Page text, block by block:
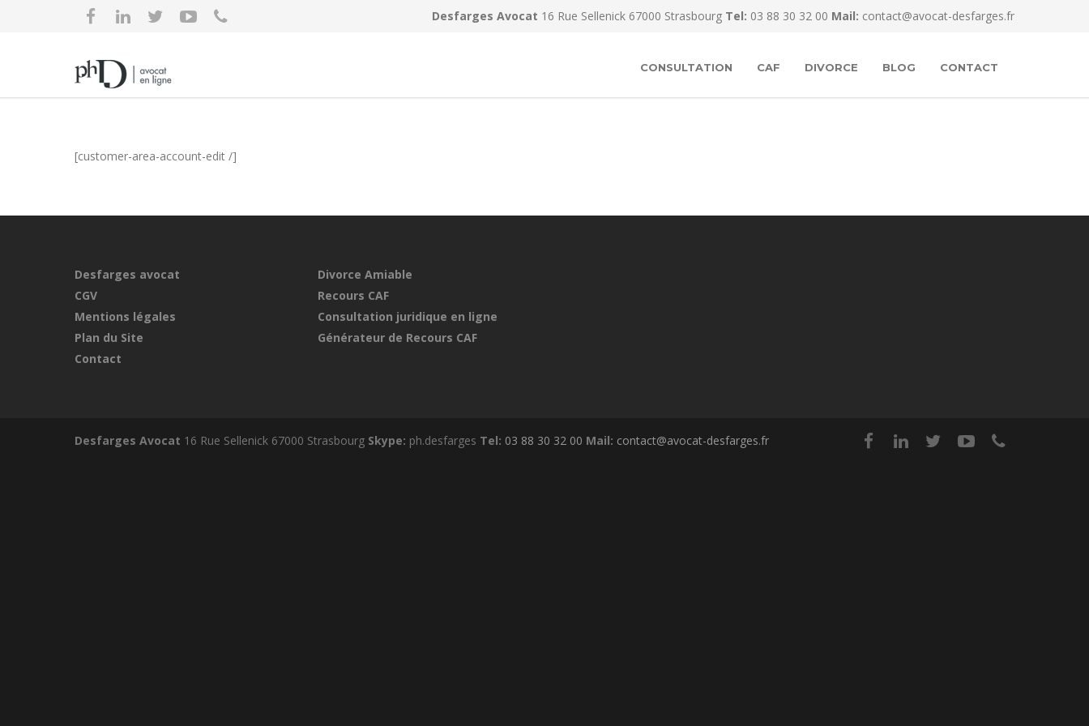
Desfarges Avocat 16 Rue Sellenick 67000 Strasbourg Tel: 03 88 30 32 00 Mail: contact@avocat-desfarges.fr
CONSULTATION CAF DIVORCE BLOG CONTACT
[customer-area-account-edit /]
Desfarges avocat
CGV
Mentions légales
Plan du Site
Contact
Divorce Amiable
Recours CAF
Consultation juridique en ligne
Générateur de Recours CAF
Desfarges Avocat 16 Rue Sellenick 67000 Strasbourg Skype: ph.desfarges Tel: 03 88 30 32 00 Mail: contact@avocat-desfarges.fr